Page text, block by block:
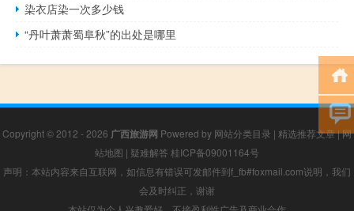
染衣店染一次多少钱
“丹叶萧萧蜀阜秋”的出处是哪里
Copyright © 2012 - 2026 广西旅游网 Powered by 网站分类目录 | 精选推荐文章|网
站地图 | 疑难解答 桂ICP备09001164号
声明：本站内容来自互联网，如信息有错误可发邮件到f_fb#foxmail.com说明，我们
会及时纠正，谢谢